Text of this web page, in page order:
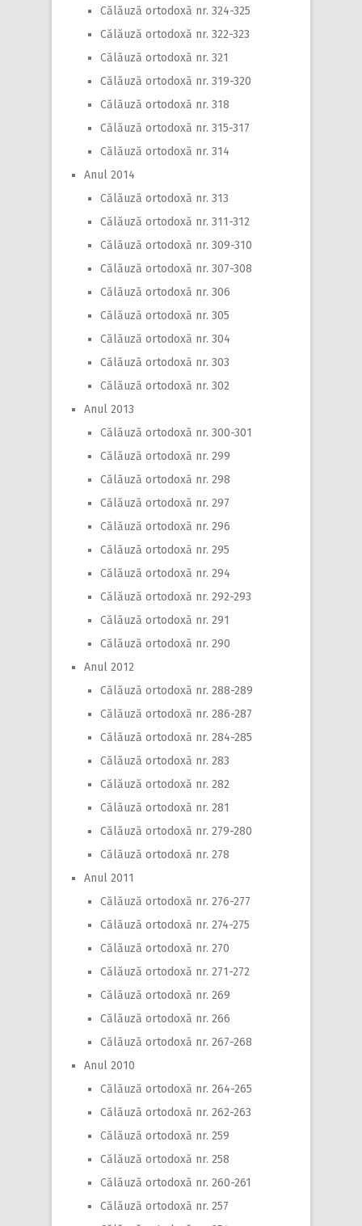
Călăuză ortodoxă nr. 324-325
Călăuză ortodoxă nr. 322-323
Călăuză ortodoxă nr. 321
Călăuză ortodoxă nr. 319-320
Călăuză ortodoxă nr. 318
Călăuză ortodoxă nr. 315-317
Călăuză ortodoxă nr. 314
Anul 2014
Călăuză ortodoxă nr. 313
Călăuză ortodoxă nr. 311-312
Călăuză ortodoxă nr. 309-310
Călăuză ortodoxă nr. 307-308
Călăuză ortodoxă nr. 306
Călăuză ortodoxă nr. 305
Călăuză ortodoxă nr. 304
Călăuză ortodoxă nr. 303
Călăuză ortodoxă nr. 302
Anul 2013
Călăuză ortodoxă nr. 300-301
Călăuză ortodoxă nr. 299
Călăuză ortodoxă nr. 298
Călăuză ortodoxă nr. 297
Călăuză ortodoxă nr. 296
Călăuză ortodoxă nr. 295
Călăuză ortodoxă nr. 294
Călăuză ortodoxă nr. 292-293
Călăuză ortodoxă nr. 291
Călăuză ortodoxă nr. 290
Anul 2012
Călăuză ortodoxă nr. 288-289
Călăuză ortodoxă nr. 286-287
Călăuză ortodoxă nr. 284-285
Călăuză ortodoxă nr. 283
Călăuză ortodoxă nr. 282
Călăuză ortodoxă nr. 281
Călăuză ortodoxă nr. 279-280
Călăuză ortodoxă nr. 278
Anul 2011
Călăuză ortodoxă nr. 276-277
Călăuză ortodoxă nr. 274-275
Călăuză ortodoxă nr. 270
Călăuză ortodoxă nr. 271-272
Călăuză ortodoxă nr. 269
Călăuză ortodoxă nr. 266
Călăuză ortodoxă nr. 267-268
Anul 2010
Călăuză ortodoxă nr. 264-265
Călăuză ortodoxă nr. 262-263
Călăuză ortodoxă nr. 259
Călăuză ortodoxă nr. 258
Călăuză ortodoxă nr. 260-261
Călăuză ortodoxă nr. 257